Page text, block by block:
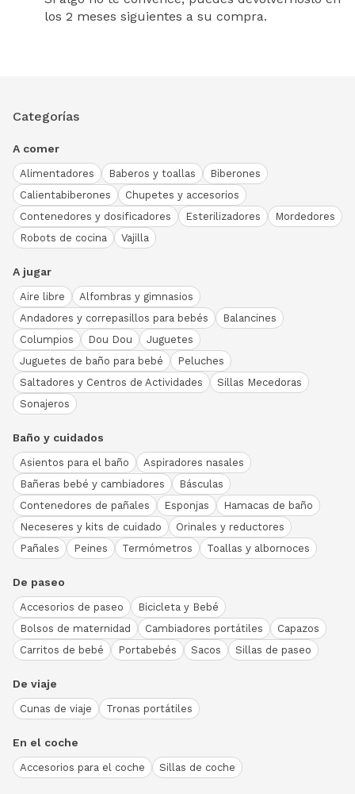
los 2 meses siguientes a su compra.
Categorías
A comer
Alimentadores Baberos y toallas
Biberones
Calientabiberones
Chupetes y accesorios
Contenedores y dosificadores
Esterilizadores
Mordedores
Robots de cocina
Vajilla
A jugar
Aire libre
Alfombras y gimnasios
Andadores y correpasillos para bebés
Balancines
Columpios
Dou Dou
Juguetes
Juguetes de baño para bebé
Peluches
Saltadores y Centros de Actividades
Sillas Mecedoras
Sonajeros
Baño y cuidados
Asientos para el baño
Aspiradores nasales
Bañeras bebé y cambiadores
Básculas
Contenedores de pañales
Esponjas
Hamacas de baño
Neceseres y kits de cuidado
Orinales y reductores
Pañales
Peines Termómetros Toallas y albornoces
De paseo
Accesorios de paseo
Bicicleta y Bebé
Bolsos de maternidad
Cambiadores portátiles
Capazos
Carritos de bebé
Portabebés Sacos Sillas de paseo
De viaje
Cunas de viaje Tronas portátiles
En el coche
Accesorios para el coche Sillas de coche